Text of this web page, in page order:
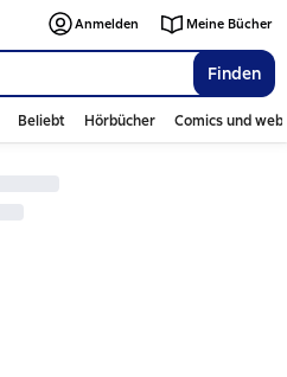
Finden
Anmelden Meine Bücher
Beliebt Hörbücher Comics und